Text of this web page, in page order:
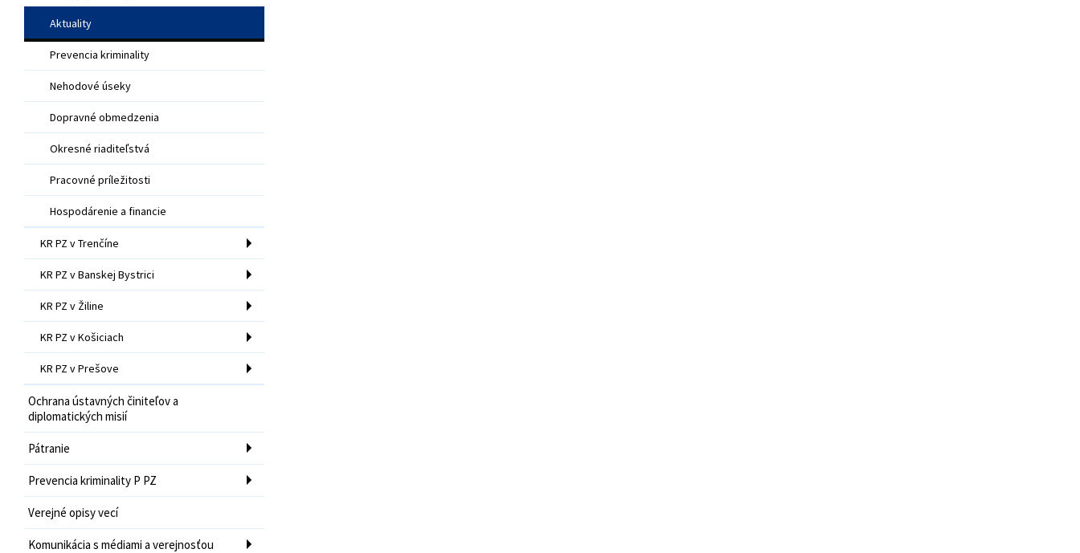
Aktuality
Prevencia kriminality
Nehodové úseky
Dopravné obmedzenia
Okresné riaditeľstvá
Pracovné príležitosti
Hospodárenie a financie
KR PZ v Trenčíne
KR PZ v Banskej Bystrici
KR PZ v Žiline
KR PZ v Košiciach
KR PZ v Prešove
Ochrana ústavných činiteľov a
diplomatických misií
Pátranie
Prevencia kriminality P PZ
Verejné opisy vecí
Komunikácia s médiami a verejnosťou